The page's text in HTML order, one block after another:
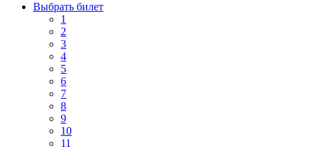
Выбрать билет
1
2
3
4
5
6
7
8
9
10
11